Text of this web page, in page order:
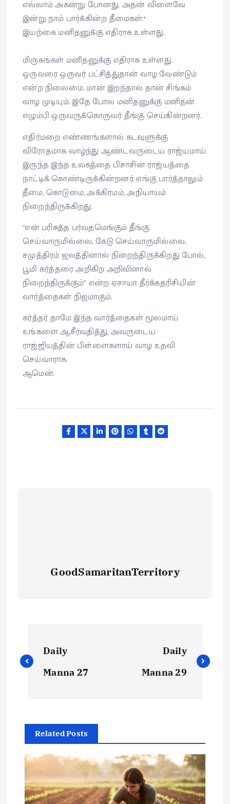
எல்லாம் அகன்று போனது. அதன் விளைவே
இன்று நாம் பார்க்கின்ற தீமைகள்.*
இயற்கை மனிதனுக்கு எதிராக உள்ளது.
மிருகங்கள் மனிதனுக்கு எதிராக உள்ளது.
ஒருவரை ஒருவர் பட்சித்துதான் வாழ வேண்டும்
என்ற நிலைமை. மான் இறந்தால் தான் சிங்கம்
வாழ முடியும். இதே போல மனிதனுக்கு மனிதன்
எழும்பி ஒருவருக்கொருவர் தீங்கு செய்கின்றனர்.
எதிர்மறை எண்ணங்களால் கடவுளுக்கு
விரோதமாக வாழ்ந்து ஆண்டவருடைய ராஜ்யமாய்
இருந்த இந்த உலகத்தை பிசாசின் ராஜ்யத்தை
நாட்டிக் கொண்டிருக்கின்றனர். எங்கு பார்த்தாலும்
தீமை, கொடுமை, அக்கிரமம், அநியாயம்
நிறைந்திருக்கிறது.
“என் பரிசுத்த பர்வதமெங்கும் தீங்கு
செய்வாருமில்லை; கேடு செய்வாருமில்லை;
சமுத்திரம் ஜலத்தினால் நிறைந்திருக்கிறது போல்,
பூமி கர்த்தரை அறிகிற அறிவினால்
நிறைந்திருக்கும்” என்ற ஏசாயா தீர்க்கதரிசியின்
வார்த்தைகள் நிஜமாகும்.
கர்த்தர் தாமே இந்த வார்த்தைகள் மூலமாய்
உங்களை ஆசீர்வதித்து, அவருடைய
ராஜ்ஜியத்தின் பிள்ளைகளாய் வாழ உதவி
செய்வாராக.
ஆமென்.
GoodSamaritanTerritory
Daily
Manna 27
Daily
Manna 29
Related Posts